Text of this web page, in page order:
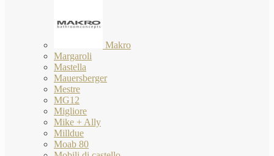
Makro
Margaroli
Mastella
Mauersberger
Mestre
MG12
Migliore
Mike + Ally
Milldue
Moab 80